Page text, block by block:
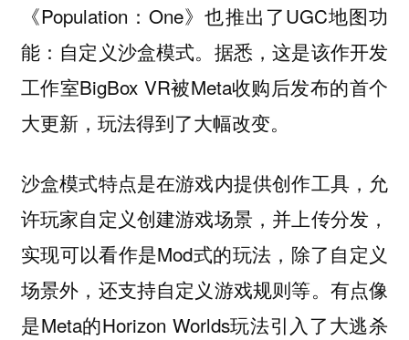
《Population：One》也推出了UGC地图功
能：自定义沙盒模式。据悉，这是该作开发
工作室BigBox VR被Meta收购后发布的首个
大更新，玩法得到了大幅改变。
沙盒模式特点是在游戏内提供创作工具，允
许玩家自定义创建游戏场景，并上传分发，
实现可以看作是Mod式的玩法，除了自定义
场景外，还支持自定义游戏规则等。有点像
是Meta的Horizon Worlds玩法引入了大逃杀